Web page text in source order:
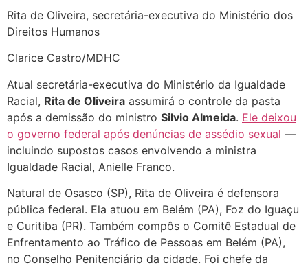
Rita de Oliveira, secretária-executiva do Ministério dos
Direitos Humanos
Clarice Castro/MDHC
Atual secretária-executiva do Ministério da Igualdade
Racial, Rita de Oliveira assumirá o controle da pasta
após a demissão do ministro Silvio Almeida. Ele deixou
o governo federal após denúncias de assédio sexual —
incluindo supostos casos envolvendo a ministra
Igualdade Racial, Anielle Franco.
Natural de Osasco (SP), Rita de Oliveira é defensora
pública federal. Ela atuou em Belém (PA), Foz do Iguaçu
e Curitiba (PR). Também compôs o Comitê Estadual de
Enfrentamento ao Tráfico de Pessoas em Belém (PA),
no Conselho Penitenciário da cidade. Foi chefe da